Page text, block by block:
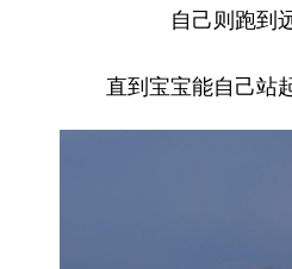
自己则跑到
直到宝宝能自己站